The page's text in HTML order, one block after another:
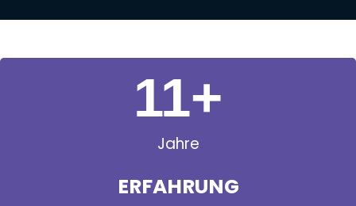
Jahre
ERFAHRUNG
11+